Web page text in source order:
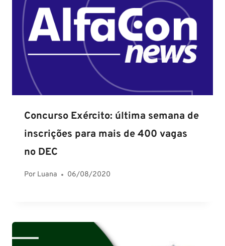
Concurso Exército: última semana de
inscrições para mais de 400 vagas
no DEC
Por Luana 06/08/2020